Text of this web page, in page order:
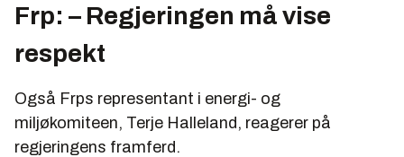
Frp: – Regjeringen må vise
respekt
Også Frps representant i energi- og
miljøkomiteen, Terje Halleland, reagerer på
regjeringens framferd.